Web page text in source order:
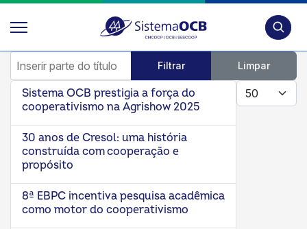
Inserir parte do título
Filtrar Limpar
Mostrar #
Sistema OCB prestigia a força do
cooperativismo na Agrishow 2025
30 anos de Cresol: uma história
construída com cooperação e
propósito
8ª EBPC incentiva pesquisa acadêmica
como motor do cooperativismo